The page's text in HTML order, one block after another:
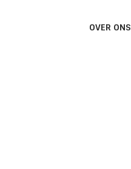
OVER ONS